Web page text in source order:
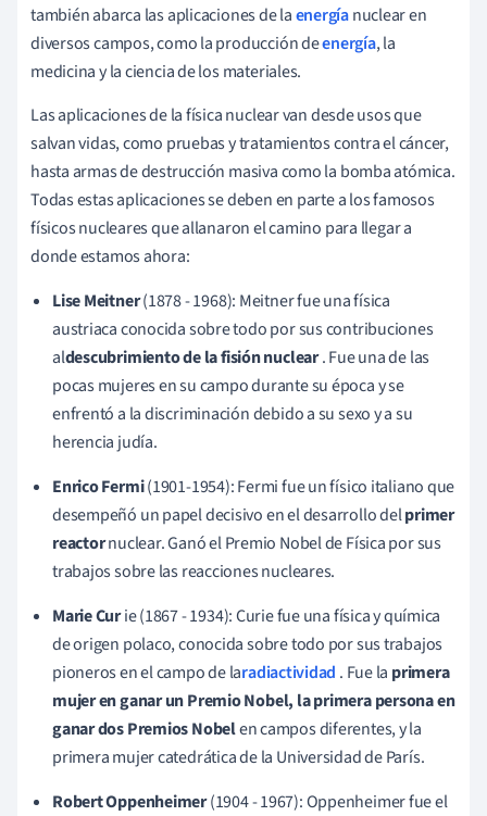
también abarca las aplicaciones de laenergíanuclear en
diversos campos, como la producción deenergía, la
medicina y la ciencia de los materiales.
Las aplicaciones de la física nuclear van desde usos que
salvan vidas, como pruebas y tratamientos contra el cáncer,
hasta armas de destrucción masiva como la bomba atómica.
Todas estas aplicaciones se deben en parte a los famosos
físicos nucleares que allanaron el camino para llegar a
donde estamos ahora:
Lise Meitner(1878 - 1968): Meitner fue una física
austriaca conocida sobre todo por sus contribuciones
aldescubrimiento de la fisión nuclear. Fue una de las
pocas mujeres en su campo durante su época y se
enfrentó a la discriminación debido a su sexo y a su
herencia judía.
Enrico Fermi(1901-1954): Fermi fue un físico italiano que
desempeñó un papel decisivo en el desarrollo delprimer
reactornuclear. Ganó el Premio Nobel de Física por sus
trabajos sobre las reacciones nucleares.
Marie Curie (1867 - 1934):Curie fue una física y química
de origen polaco, conocida sobre todo por sus trabajos
pioneros en el campo de laradiactividad . Fue la primera
mujer en ganar un Premio Nobel, la primera persona en
ganar dos Premios Nobelen campos diferentes, y la
primera mujer catedrática de la Universidad de París.
Robert Oppenheimer(1904 - 1967): Oppenheimer fue el